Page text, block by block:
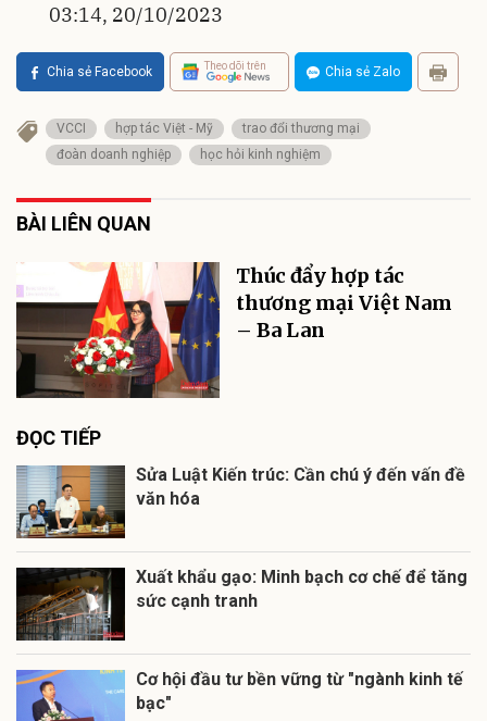
03:14, 20/10/2023
Chia sẻ Facebook Theo dõi trên Chia sẻ Zalo
VCCI hợp tác Việt - Mỹ
trao đổi thương mại
đoàn doanh nghiệp
học hỏi kinh nghiệm
BÀI LIÊN QUAN
Thúc đẩy hợp tác
thương mại Việt Nam
– Ba Lan
ĐỌC TIẾP
Sửa Luật Kiến trúc: Cần chú ý đến vấn đề
văn hóa
Xuất khẩu gạo: Minh bạch cơ chế để tăng
sức cạnh tranh
Cơ hội đầu tư bền vững từ "ngành kinh tế
bạc"